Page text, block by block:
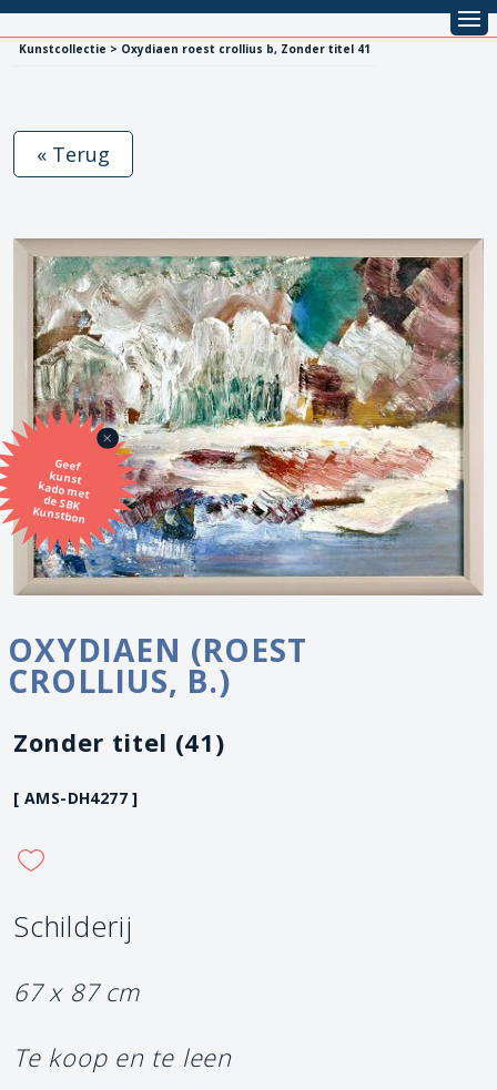
Kunstcollectie > Oxydiaen roest crollius b, Zonder titel 41
Geef
kunst
kado met
de SBK
Kunstbon
« Terug
OXYDIAEN (ROEST
CROLLIUS, B.)
Zonder titel (41)
[ AMS-DH4277 ]
Schilderij
67 x 87 cm
Te koop en te leen